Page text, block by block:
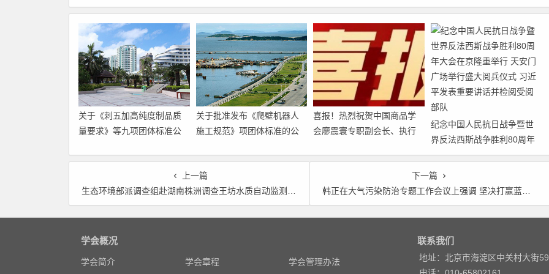
关于《刺五加高纯度制品质
量要求》等九项团体标准公
关于批准发布《爬壁机器人
施工规范》项团体标准的公
喜报！热烈祝贺中国商品学
会廖震寰专职副会长、执行
纪念中国人民抗日战争暨世
界反法西斯战争胜利80周年
大会在京隆重举行 天安门广
场举行盛大阅兵仪式 习近平
发表重要讲话并检阅受阅部
上一篇
生态环境部派调查组赴湖南株洲调查王坊水质自动监测站运行管理有关情况
下一篇
韩正在大气污染防治专题工作会议上强调 坚决打赢蓝天保卫战 用实际成效取信于民
学会概况
学会简介 学会章程 学会管理办法
联系我们
地址：北京市海淀区中关村大街